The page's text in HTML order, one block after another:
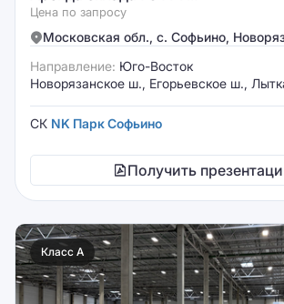
Цена по запросу
Московская обл., с. Софьино,
Направление: Юго-Восток
Новорязанское ш., Егорьевское ш.,
СК NK Парк Софьино
Получить
Класс A